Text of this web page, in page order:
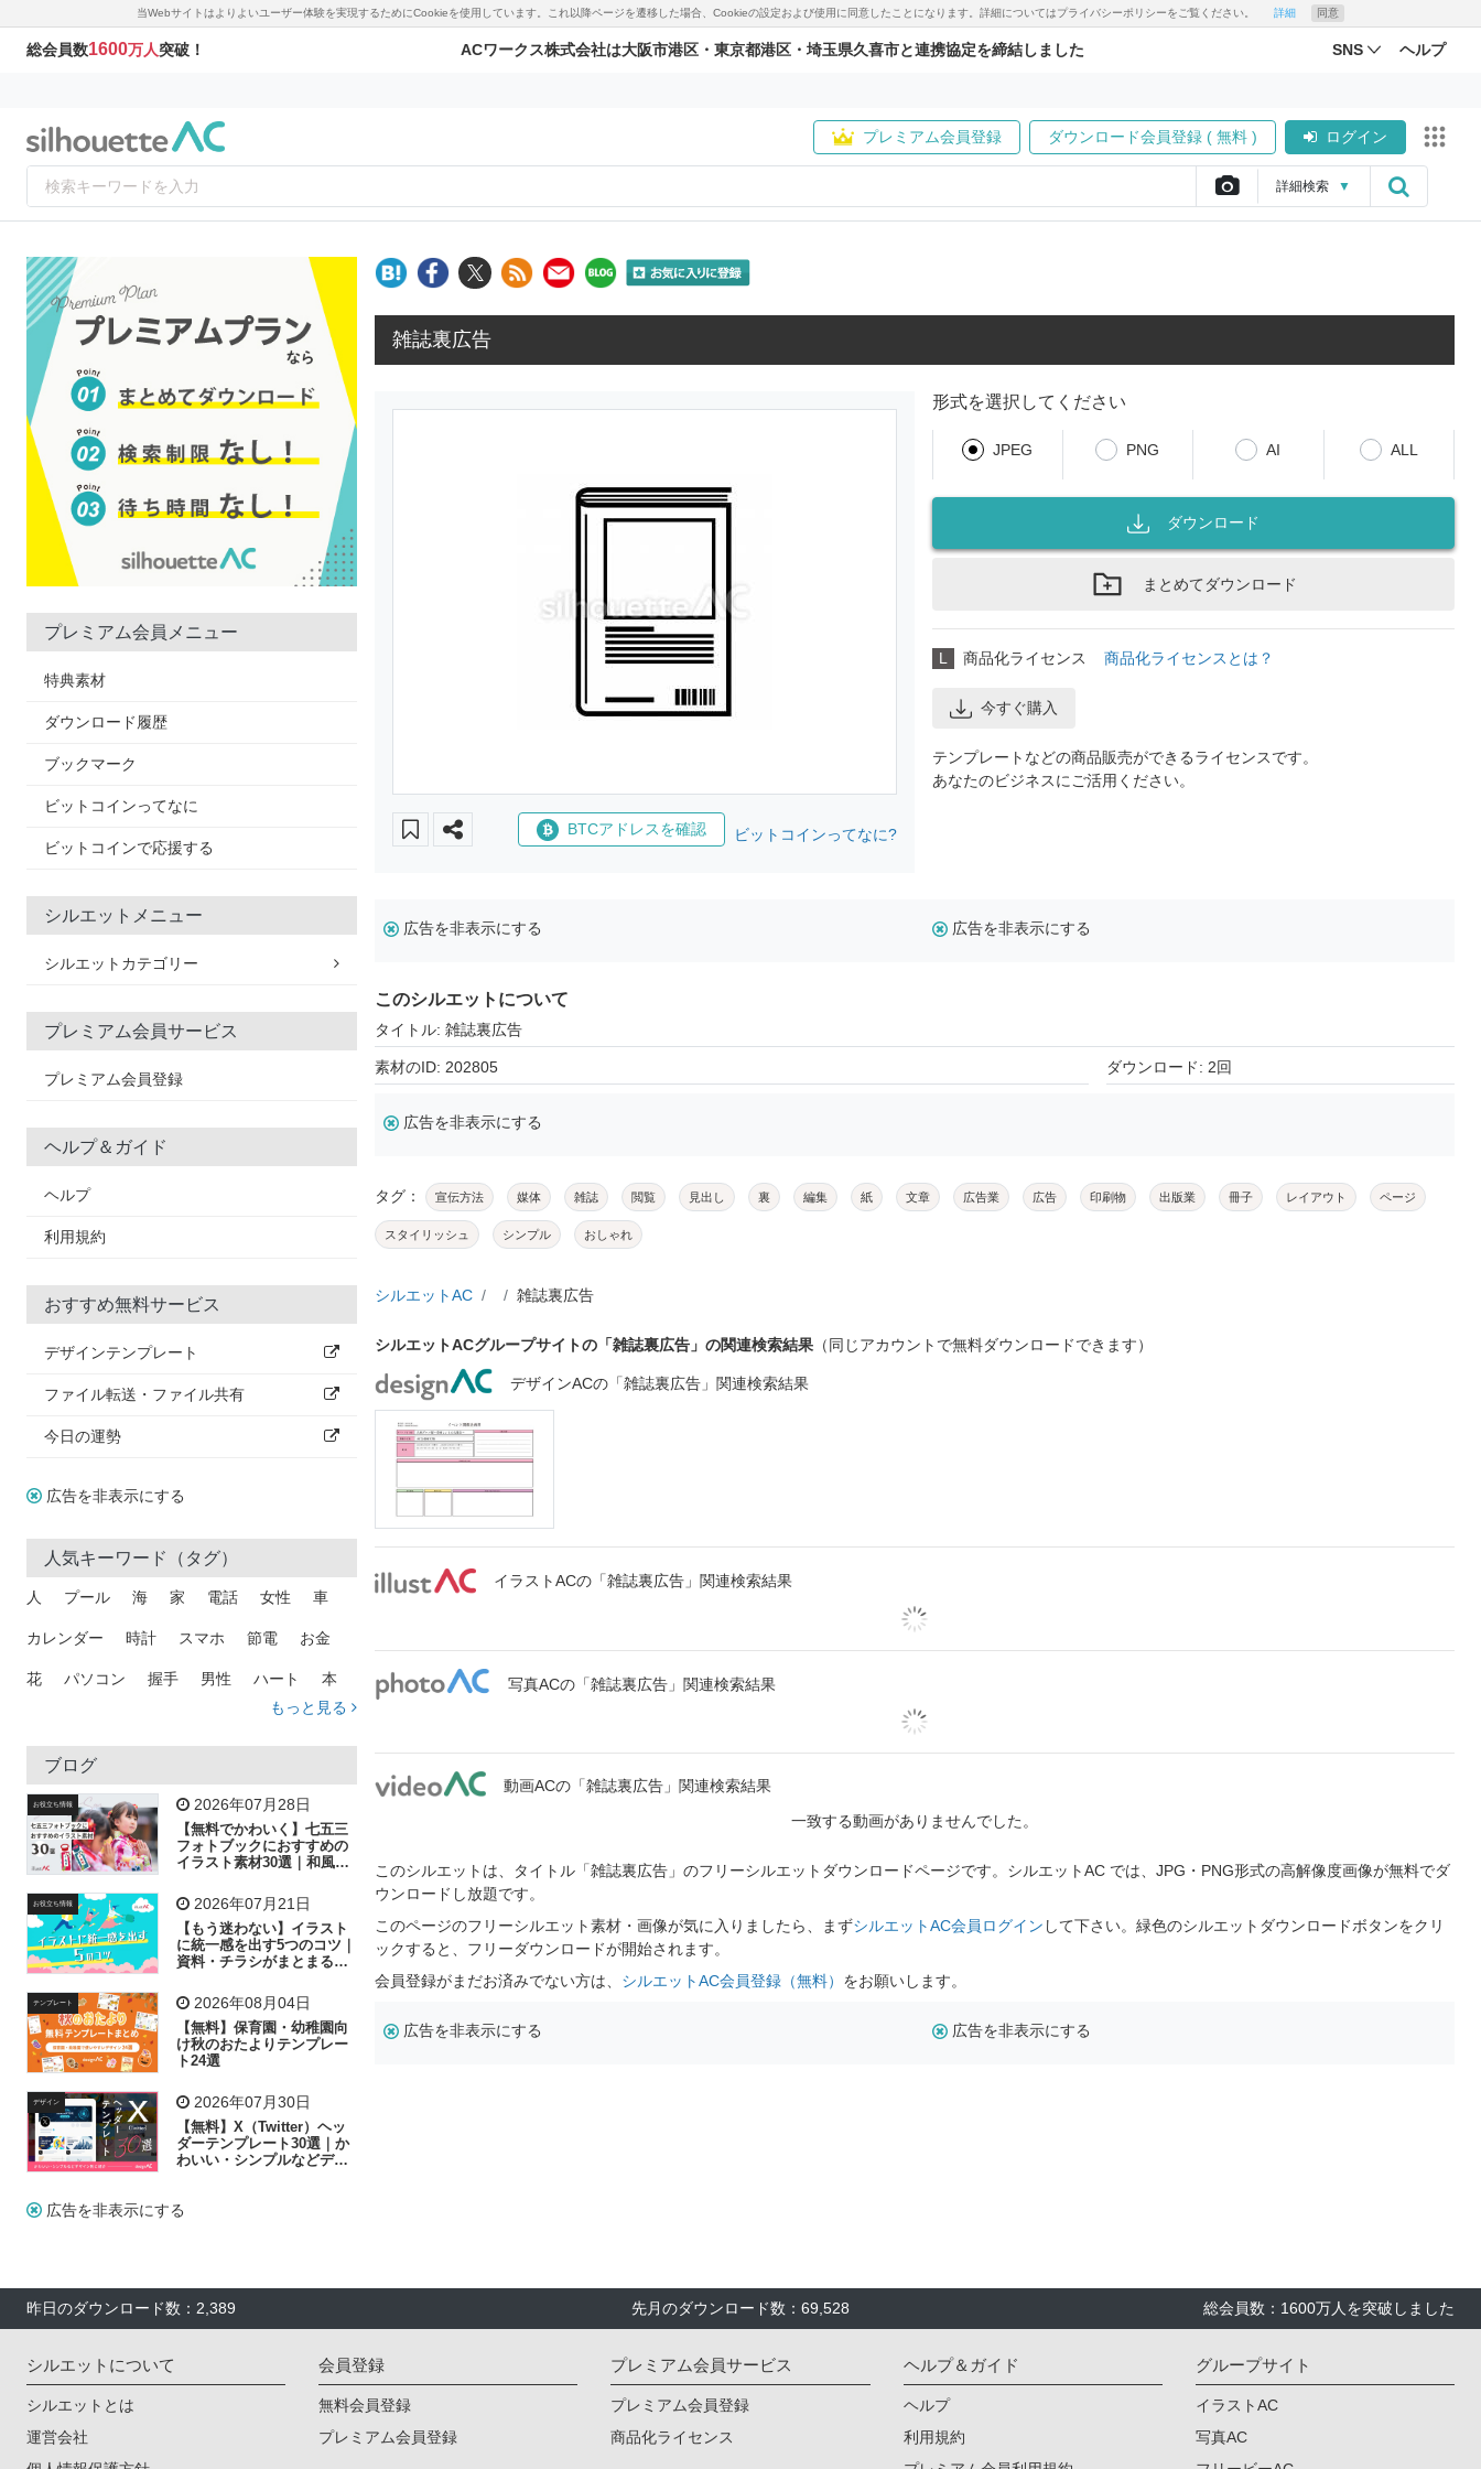
当Webサイトはよりよいユーザー体験を実現するためにCookieを使用しています。これ以降ページを遷移した場合、Cookieの設定および使用に同意したことになります。詳細についてはプライバシーポリシーをご覧ください。 詳細 同意
総会員数1600万人突破！ ACワークス株式会社は大阪市港区・東京都港区・埼玉県久喜市と連携協定を締結しました SNS ヘルプ
プレミアム会員登録 ダウンロード会員登録 ( 無料 ) ログイン
詳細検索 ▼
プレミアム会員メニュー
特典素材
ダウンロード履歴
ブックマーク
ビットコインってなに
ビットコインで応援する
シルエットメニュー
シルエットカテゴリー
プレミアム会員サービス
プレミアム会員登録
ヘルプ＆ガイド
ヘルプ
利用規約
おすすめ無料サービス
デザインテンプレート
ファイル転送・ファイル共有
今日の運勢
広告を非表示にする
人気キーワード（タグ）
人 プール 海 家 電話 女性 車
カレンダー 時計 スマホ 節電 お金
花 パソコン 握手 男性 ハート 本
トラック 木
吹き出し
飛行機 グラフ ビル 魚 家族 書類
歩く 工場 会社 太陽 キラキラ
子供 作業員 相談 ピクトグラム
もっと見る
ブログ
お役立ち情報 2026年07月28日
【無料でかわいく】七五三
フォトブックにおすすめの
イラスト素材30選｜和風の
お役立ち情報 2026年07月21日
【もう迷わない】イラスト
に統一感を出す5つのコツ｜
資料・チラシがまとまるフ
テンプレート 2026年08月04日
【無料】保育園・幼稚園向
け秋のおたよりテンプレー
ト24選
デザイン 2026年07月30日
【無料】X（Twitter）ヘッ
ダーテンプレート30選｜か
わいい・シンプルなどデザ
広告を非表示にする
雑誌裏広告
BTCアドレスを確認 ビットコインってなに?
形式を選択してください
JPEG PNG AI ALL
ダウンロード
まとめてダウンロード
L 商品化ライセンス 商品化ライセンスとは？
今すぐ購入
テンプレートなどの商品販売ができるライセンスです。
あなたのビジネスにご活用ください。
広告を非表示にする 広告を非表示にする
このシルエットについて
タイトル: 雑誌裏広告
素材のID: 202805 ダウンロード: 2回
広告を非表示にする
タグ： 宣伝方法 媒体 雑誌 閲覧 見出し 裏 編集 紙 文章 広告業 広告 印刷物 出版業 冊子 レイアウト ページ
スタイリッシュ シンプル おしゃれ
シルエットAC 雑誌裏広告
シルエットACグループサイトの「雑誌裏広告」の関連検索結果 （同じアカウントで無料ダウンロードできます）
デザインACの「雑誌裏広告」関連検索結果
イラストACの「雑誌裏広告」関連検索結果
写真ACの「雑誌裏広告」関連検索結果
動画ACの「雑誌裏広告」関連検索結果
一致する動画がありませんでした。
このシルエットは、タイトル「雑誌裏広告」のフリーシルエットダウンロードページです。シルエットAC では、JPG・PNG形式の高解像度画像が無料でダ
ウンロードし放題です。
このページのフリーシルエット素材・画像が気に入りましたら、まずシルエットAC会員ログイン して下さい。緑色のシルエットダウンロードボタンをクリ
ックすると、フリーダウンロードが開始されます。
会員登録がまだお済みでない方は、 シルエットAC会員登録（無料） をお願いします。
広告を非表示にする 広告を非表示にする
昨日のダウンロード数：2,389 先月のダウンロード数：69,528 総会員数：1600万人を突破しました
シルエットについて
シルエットとは
運営会社
会員登録
無料会員登録
プレミアム会員登録
プレミアム会員サービス
プレミアム会員登録
商品化ライセンス
ヘルプ＆ガイド
ヘルプ
利用規約
グループサイト
イラストAC
写真AC